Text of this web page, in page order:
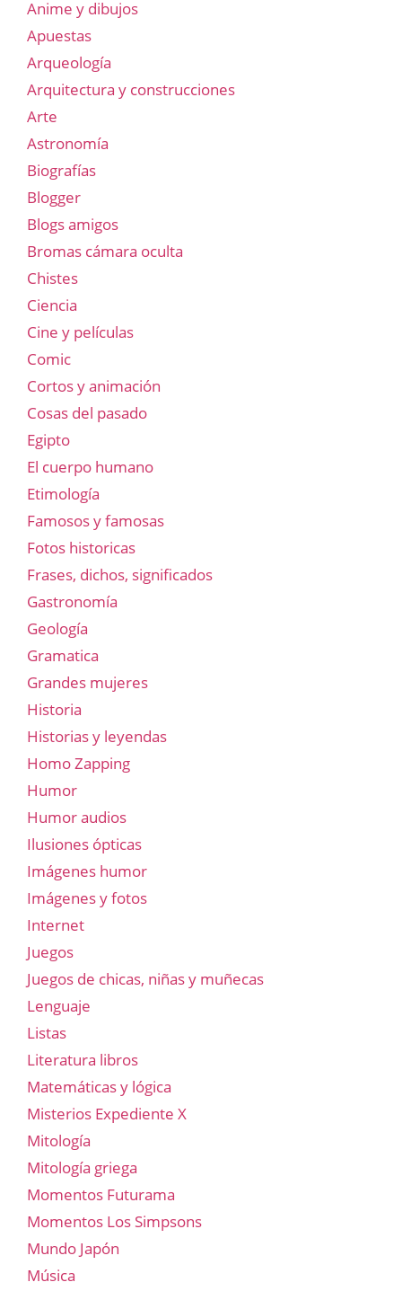
Anime y dibujos
Apuestas
Arqueología
Arquitectura y construcciones
Arte
Astronomía
Biografías
Blogger
Blogs amigos
Bromas cámara oculta
Chistes
Ciencia
Cine y películas
Comic
Cortos y animación
Cosas del pasado
Egipto
El cuerpo humano
Etimología
Famosos y famosas
Fotos historicas
Frases, dichos, significados
Gastronomía
Geología
Gramatica
Grandes mujeres
Historia
Historias y leyendas
Homo Zapping
Humor
Humor audios
Ilusiones ópticas
Imágenes humor
Imágenes y fotos
Internet
Juegos
Juegos de chicas, niñas y muñecas
Lenguaje
Listas
Literatura libros
Matemáticas y lógica
Misterios Expediente X
Mitología
Mitología griega
Momentos Futurama
Momentos Los Simpsons
Mundo Japón
Música